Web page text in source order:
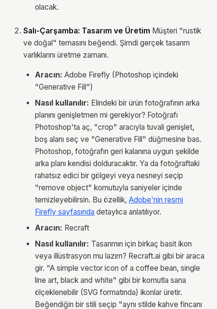
olacak.
Salı-Çarşamba: Tasarım ve Üretim Müşteri "rustik
ve doğal" temasını beğendi. Şimdi gerçek tasarım
varlıklarını üretme zamanı.
Aracın: Adobe Firefly (Photoshop içindeki
"Generative Fill")
Nasıl kullanılır: Elindeki bir ürün fotoğrafının arka
planını genişletmen mi gerekiyor? Fotoğrafı
Photoshop'ta aç, "crop" aracıyla tuvali genişlet,
boş alanı seç ve "Generative Fill" düğmesine bas.
Photoshop, fotoğrafın geri kalanına uygun şekilde
arka planı kendisi dolduracaktır. Ya da fotoğraftaki
rahatsız edici bir gölgeyi veya nesneyi seçip
"remove object" komutuyla saniyeler içinde
temizleyebilirsin. Bu özellik, Adobe'nin resmi
Firefly sayfasında detaylıca anlatılıyor.
Aracın: Recraft
Nasıl kullanılır: Tasarımın için birkaç basit ikon
veya illüstrasyon mu lazım? Recraft.ai gibi bir araca
gir. "A simple vector icon of a coffee bean, single
line art, black and white" gibi bir komutla sana
ölçeklenebilir (SVG formatında) ikonlar üretir.
Beğendiğin bir stili seçip "aynı stilde kahve fincanı